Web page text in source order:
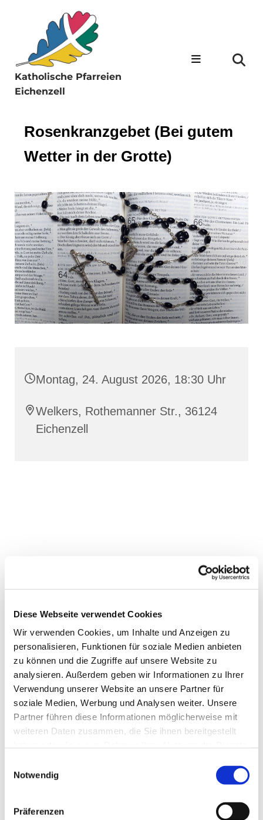
Diese Webseite verwendet Cookies
Wir verwenden Cookies, um Inhalte und Anzeigen zu
personalisieren, Funktionen für soziale Medien anbieten
zu können und die Zugriffe auf unsere Website zu
analysieren. Außerdem geben wir Informationen zu Ihrer
Verwendung unserer Website an unsere Partner für
soziale Medien, Werbung und Analysen weiter. Unsere
Partner führen diese Informationen möglicherweise mit
weiteren Daten zusammen, die Sie ihnen bereitgestellt
Notwendig
Präferenzen
Katholische Pfarreien
Eichenzell
Rosenkranzgebet (Bei gutem
Wetter in der Grotte)
Montag, 24. August 2026, 18:30 Uhr
Welkers, Rothemanner Str., 36124
Eichenzell
Dies könnte Sie auch